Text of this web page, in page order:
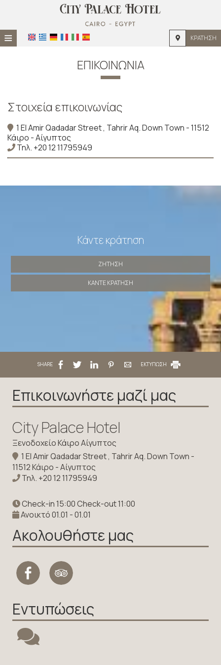
≡ ΚΡΆΤΗΣΗ
ΤΟΠΟΘΕΣΊΑ
ΕΠΙΚΟΙΝΩΝΊΑ
Στοιχεία επικοινωνίας
1 El Amir Qadadar Street , Tahrir Aq. Down Town - 11512
Κάιρο - Αίγυπτος
Τηλ. +20 12 11795949
Κάντε κράτηση
ΖΉΤΗΣΗ
ΚΆΝΤΕ ΚΡΆΤΗΣΗ
SHARE ΕΚΤΥΠΩΣΗ
Επικοινωνήστε μαζί μας
City Palace Hotel
Ξενοδοχείο Κάιρο Αίγυπτος
1 El Amir Qadadar Street , Tahrir Aq. Down Town -
11512 Κάιρο - Αίγυπτος
Τηλ. +20 12 11795949
Check-in 15:00 Check-out 11:00
Ανοικτό 01.01 - 01.01
Ακολουθήστε μας
Εντυπώσεις